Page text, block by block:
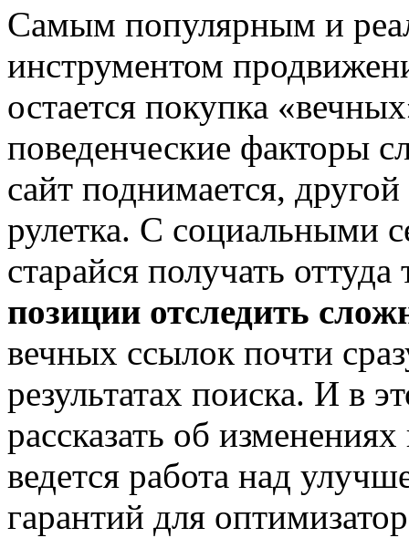
Самым популярным и
инструментом
остается покупка
поведенческие факторы
сайт поднимается,
рулетка. С социальными
старайся получать
позиции отследить
вечных ссылок почти
результатах поиска. И в
рассказать об
ведется работа над
гарантий для